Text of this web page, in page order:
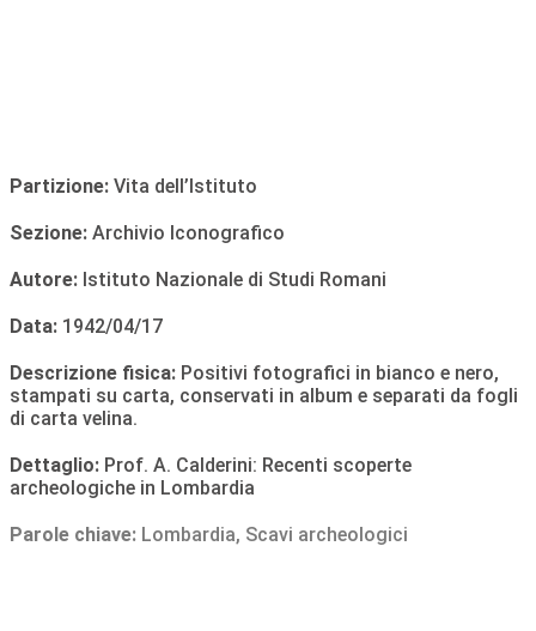
Partizione: Vita dell’Istituto
Sezione: Archivio Iconografico
Autore: Istituto Nazionale di Studi Romani
Data: 1942/04/17
Descrizione fisica: Positivi fotografici in bianco e nero,
stampati su carta, conservati in album e separati da fogli
di carta velina.
Dettaglio: Prof. A. Calderini: Recenti scoperte
archeologiche in Lombardia
Parole chiave: Lombardia, Scavi archeologici